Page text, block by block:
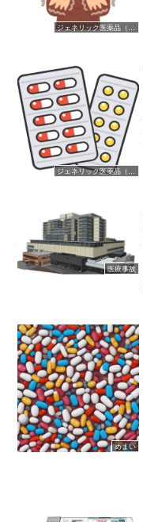
ジェネリック医薬品（後発医薬品）
ジェネリック医薬品（後発医薬品）
医療事故
めまい